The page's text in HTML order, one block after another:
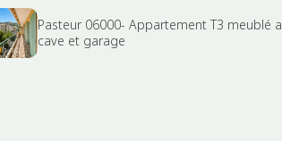
Pasteur 06000- Appartement T3 meublé
cave et garage